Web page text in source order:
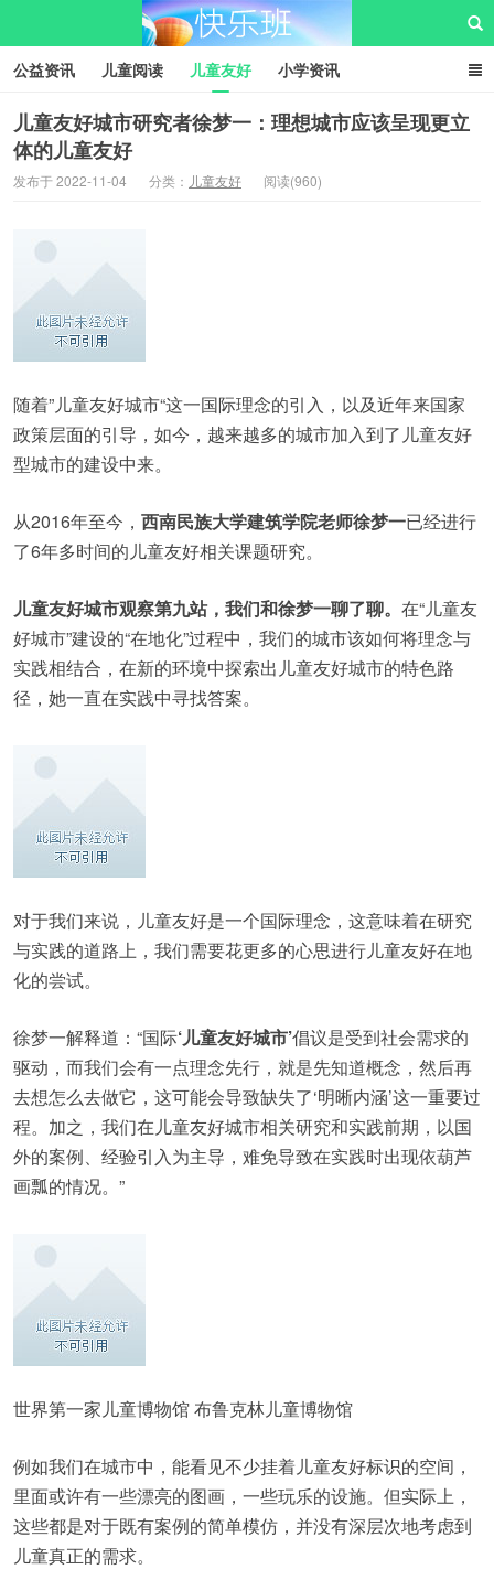
快乐班儿童公益网
公益资讯 儿童阅读 儿童友好 小学资讯
儿童性教育 公益项目 资源中心 儿童发展交流club
儿童树洞心声
儿童友好城市研究者徐梦一：理想城市应该呈现更立
体的儿童友好
发布于 2022-11-04 分类： 儿童友好 阅读(960)
随着”儿童友好城市“这一国际理念的引入，以及近年来国家
政策层面的引导，如今，越来越多的城市加入到了儿童友好
型城市的建设中来。
从2016年至今， 西南民族大学建筑学院老师徐梦一已经进行
了6年多时间的儿童友好相关课题研究。
儿童友好城市观察第九站，我们和徐梦一聊了聊。 在“儿童友
好城市”建设的“在地化”过程中，我们的城市该如何将理念与
实践相结合，在新的环境中探索出儿童友好城市的特色路
径，她一直在实践中寻找答案。
对于我们来说，儿童友好是一个国际理念，这意味着在研究
与实践的道路上，我们需要花更多的心思进行儿童友好在地
化的尝试。
徐梦一解释道：“国际‘儿童友好城市’倡议是受到社会需求的
驱动，而我们会有一点理念先行，就是先知道概念，然后再
去想怎么去做它，这可能会导致缺失了‘明晰内涵’这一重要过
程。加之，我们在儿童友好城市相关研究和实践前期，以国
外的案例、经验引入为主导，难免导致在实践时出现依葫芦
画瓢的情况。”
世界第一家儿童博物馆 布鲁克林儿童博物馆
例如我们在城市中，能看见不少挂着儿童友好标识的空间，
里面或许有一些漂亮的图画，一些玩乐的设施。但实际上，
这些都是对于既有案例的简单模仿，并没有深层次地考虑到
儿童真正的需求。